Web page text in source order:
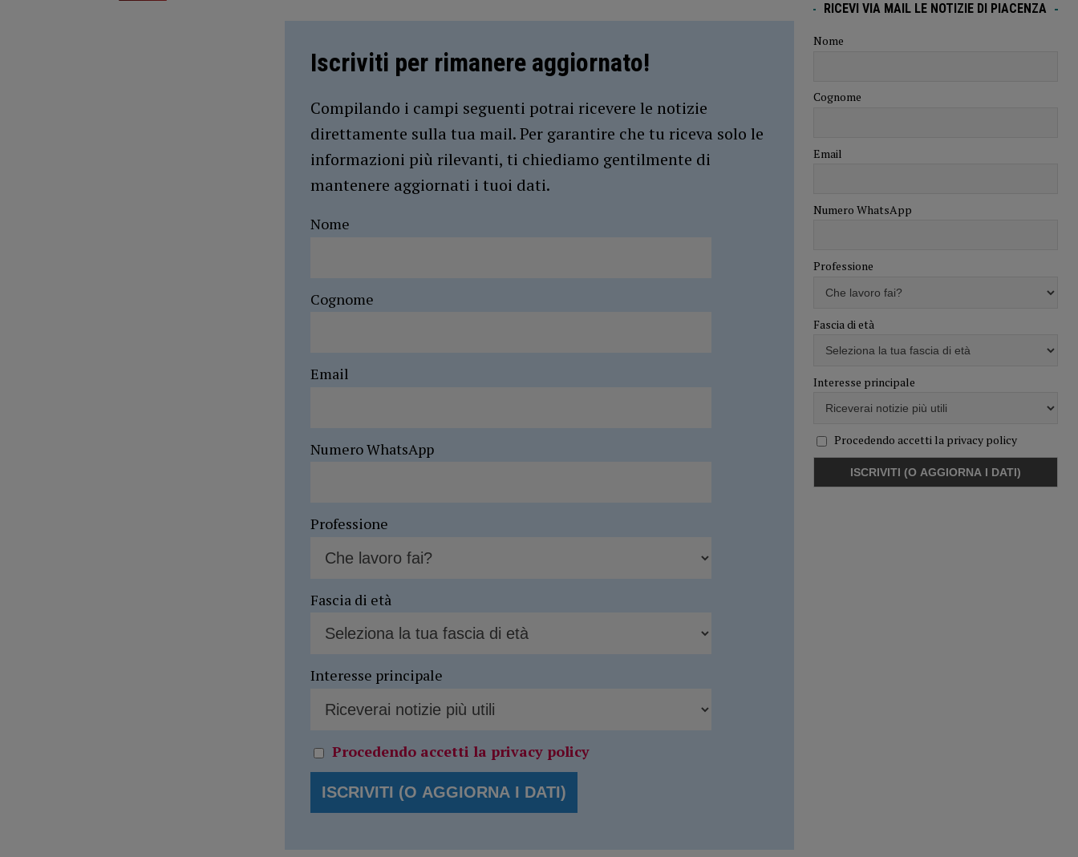
Iscriviti per rimanere aggiornato!
Compilando i campi seguenti potrai ricevere le notizie
direttamente sulla tua mail. Per garantire che tu riceva solo le
informazioni più rilevanti, ti chiediamo gentilmente di
mantenere aggiornati i tuoi dati.
Nome
Cognome
Email
Numero WhatsApp
Professione
Fascia di età
Interesse principale
Procedendo accetti la privacy policy
RICEVI VIA MAIL LE NOTIZIE DI PIACENZA
Nome
Cognome
Email
Numero WhatsApp
Professione
Fascia di età
Interesse principale
Procedendo accetti la privacy policy